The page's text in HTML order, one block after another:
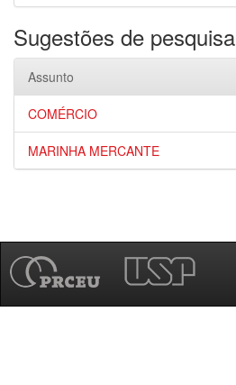
Sugestões de pesquisa
Assunto
COMÉRCIO
MARINHA MERCANTE